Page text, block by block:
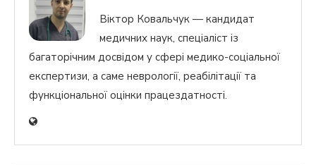
Віктор Ковальчук — кандидат
медичних наук, спеціаліст із
багаторічним досвідом у сфері медико-соціальної
експертизи, а саме неврології, реабілітації та
функціональної оцінки працездатності.